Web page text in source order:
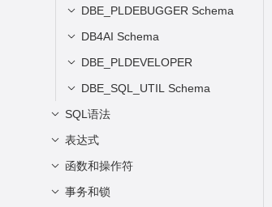
SUMMARY_STAT_XACT
YS_TABLES
STAT_XACT_USER_TAB
_SEQUENCES
GLOBAL_STATIO_ALL_S
EQUENCES
GLOBAL_OPERATOR_HI
STORY_TABLE
GLOBAL_OPERATOR_R
po_stat
WDR Snapshot原信息表
SNAPSHOT.SNAPSHOT
SNAPSHOT.TABLES_SN
WDR Snapshot数据表
WDR Snapshot生成性能报告
查看WDR报告
Load Profile
简介
coverage.proc_coverage
生成存储过程覆盖率报告
DBE_PLDEBUGGER Schema
简介
DBE_PLDEBUGGER.turn_o
f
DBE_PLDEBUGGER.local_d
ebug_server_info
DBE_PLDEBUGGER.attach
DB4AI Schema
简介
DB4AI.SNAPSHOT
DB4AI.CREATE_SNAPSHOT
DB4AI.CREATE_SNAPSHOT
T
DBE_PLDEVELOPER
简介
DBE_PLDEVELOPER.gs_so
ors
DBE_SQL_UTIL Schema
简介
DBE_SQL_UTIL.create_hint
t_sql_patch
SQL语法
DCL语法一览表
DDL语法一览表
DML语法一览表
表达式
简单表达式
条件表达式
函数和操作符
逻辑操作符
事务和锁